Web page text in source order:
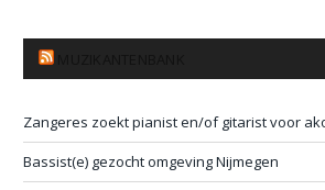
Zangeres zoekt pianist en/of gitarist voor
Bassist(e) gezocht omgeving Nijmegen